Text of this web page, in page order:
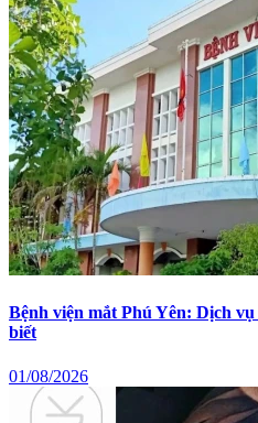
Bệnh viện mắt Phú Yên: Dịch
biết
01/08/2026